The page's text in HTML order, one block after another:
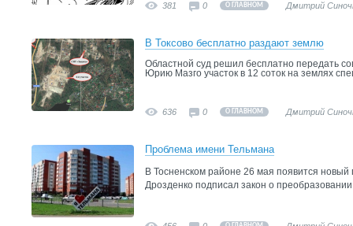
381 0 О ГЛАВНОМ Дмитрий
В Токсово бесплатно раздают землю
Областной суд решил бесплатно передать
Юрию Мазго участок в 12 соток на землях
636 0 О ГЛАВНОМ Дмитрий
Проблема имени Тельмана
В Тосненском районе 26 мая появится новый
Дрозденко подписал закон о